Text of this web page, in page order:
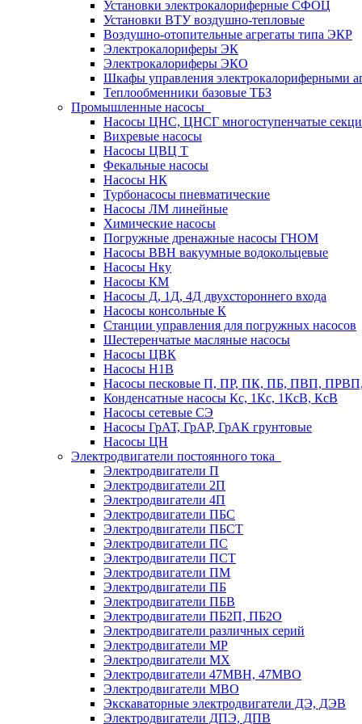
Установки электрокалориферные СФОЦ
Установки ВТУ воздушно-тепловые
Воздушно-отопительные агрегаты типа ЭКР
Электрокалориферы ЭК
Электрокалориферы ЭКО
Шкафы управления электрокалориферными
Теплообменники базовые ТБЗ
Промышленные насосы
Насосы ЦНС, ЦНСГ многоступенчатые
Вихревые насосы
Насосы ЦВЦ Т
Фекальные насосы
Насосы НК
Турбонасосы пневматические
Насосы ЛМ линейные
Химические насосы
Погружные дренажные насосы ГНОМ
Насосы ВВН вакуумные водокольцевые
Насосы Нку
Насосы КМ
Насосы Д, 1Д, 4Д двухстороннего входа
Насосы консольные К
Станции управления для погружных насосов
Шестеренчатые масляные насосы
Насосы ЦВК
Насосы Н1В
Насосы песковые П, ПР, ПК, ПБ, ПВП,
Конденсатные насосы Кс, 1Кс, 1КсВ, КсВ
Насосы сетевые СЭ
Насосы ГрАТ, ГрАР, ГрАК грунтовые
Насосы ЦН
Электродвигатели постоянного тока
Электродвигатели П
Электродвигатели 2П
Электродвигатели 4П
Электродвигатели ПБС
Электродвигатели ПБСТ
Электродвигатели ПС
Электродвигатели ПСТ
Электродвигатели ПМ
Электродвигатели ПБ
Электродвигатели ПБВ
Электродвигатели ПБ2П, ПБ2О
Электродвигатели различных серий
Электродвигатели МР
Электродвигатели MX
Электродвигатели 47MBH, 47МВО
Электродвигатели MBO
Экскаваторные электродвигатели ДЭ, ДЭВ
Электродвигатели ДПЭ, ДПВ